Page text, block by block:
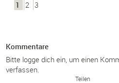
1 2 3
Kommentare
Bitte logge dich ein, um einen
verfassen.
Teilen